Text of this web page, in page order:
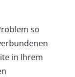
so
in Ihrem